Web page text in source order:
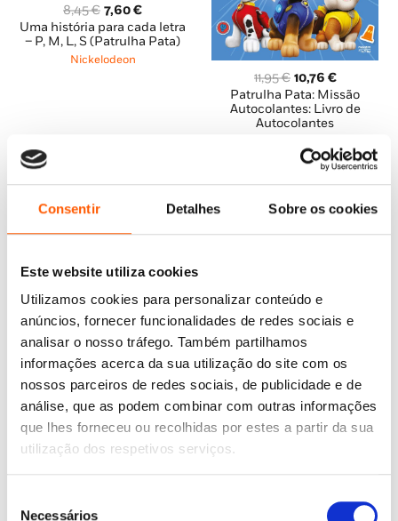
Consentir Detalhes Sobre os cookies
Este website utiliza cookies
Utilizamos cookies para personalizar conteúdo e
anúncios, fornecer funcionalidades de redes sociais e
analisar o nosso tráfego. Também partilhamos
informações acerca da sua utilização do site com os
nossos parceiros de redes sociais, de publicidade e de
análise, que as podem combinar com outras informações
que lhes forneceu ou recolhidas por estes a partir da sua
utilização dos respetivos serviços.
Necessários
8,45€ O
preço
original
era:
7,60€O
preço
atual
Uma história para cada letra
– P, M, L, S (Patrulha Pata)
Nickelodeon
11,95€ O
preço
original
era:
10,76 €O
preço
atual
Patrulha Pata: Missão
Autocolantes: Livro de
Autocolantes
11,95€ O
preço
original
10,76 €O
preço
atual
Patrulha Pata: O Superfilme
(Patrulha Pata)
é: